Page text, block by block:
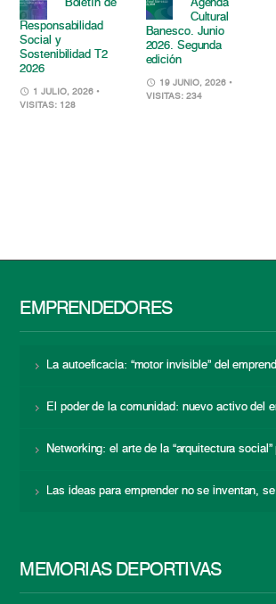
Boletín de
Responsabilidad
Social y
Sostenibilidad T2
2026
1 JULIO, 2026 •
VISITAS: 128
Agenda
Cultural
Banesco. Junio
2026. Segunda
edición
19 JUNIO, 2026 •
VISITAS: 234
EMPRENDEDORES
La autoeficacia: “motor invisible” del
El poder de la comunidad: nuevo activo del
Networking: el arte de la “arquitectura social”
Las ideas para emprender no se inventan,
MEMORIAS DEPORTIVAS